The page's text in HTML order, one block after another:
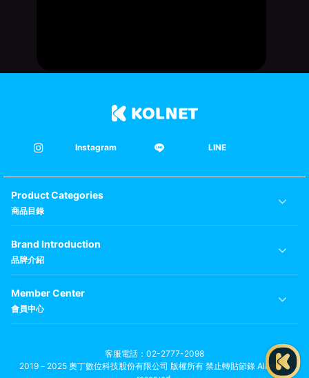
Instagram LINE
Product Categories
商品目錄
Brand Introduction
品牌介紹
Member Center
會員中心
客服電話
02-2777-2098
2019－2025 奧丁數位科技股份有限公司 版權所有 禁止轉貼節錄 All rights